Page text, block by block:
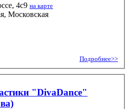
4с9 на карте
Московская
Подробнее>>
"DivaDance"